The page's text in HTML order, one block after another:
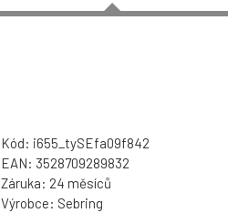
Kód: i655_tySEfa09f842
EAN: 3528709289832
Záruka: 24 měsíců
Výrobce: Sebring